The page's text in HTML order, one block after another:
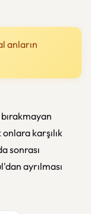
anların
karşılık
sonrası
ayrılması